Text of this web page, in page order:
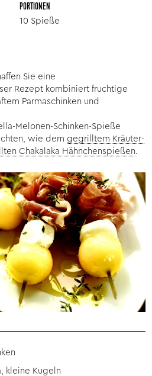
PORTIONEN
10 Spieße
Sie eine
Rezept kombiniert fruchtige
Parmaschinken und
Melonen-Schinken-Spieße
wie dem gegrilltem Kräuter-
Chakalaka Hähnchenspießen.
kleine Kugeln